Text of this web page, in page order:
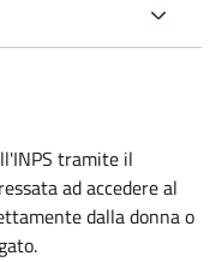
tramite il
ad accedere al
dalla donna o